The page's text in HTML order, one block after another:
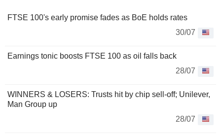
FTSE 100's early promise fades as BoE holds rates
30/07
Earnings tonic boosts FTSE 100 as oil falls back
28/07
WINNERS & LOSERS: Trusts hit by chip sell-off; Unilever,
Man Group up
28/07